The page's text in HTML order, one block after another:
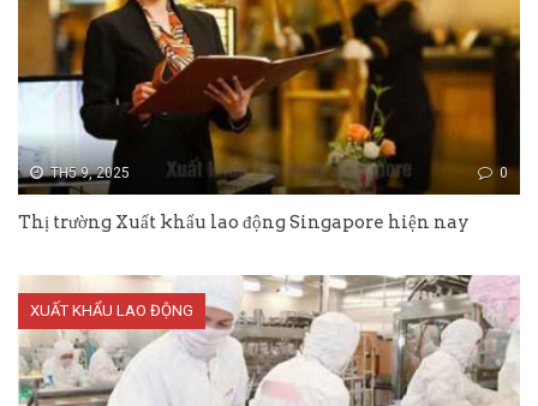
TH5 9, 2025 0
Thị trường Xuất khẩu lao động Singapore hiện nay
XUẤT KHẨU LAO ĐỘNG